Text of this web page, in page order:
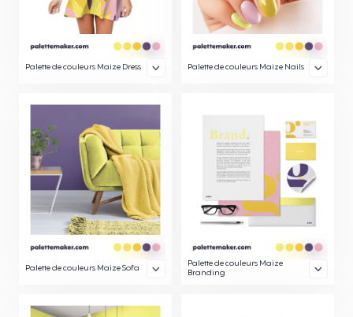
Palette de couleurs Maize Dress Palette de couleurs Maize Nails
Palette de couleurs Maize Sofa
Palette de couleurs Maize
Branding